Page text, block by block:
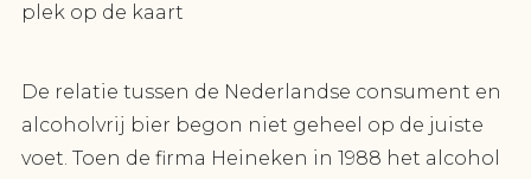
De relatie tussen de Nederlandse consument en
alcoholvrij bier begon niet geheel op de juiste
voet. Toen de firma Heineken in 1988 het alcohol